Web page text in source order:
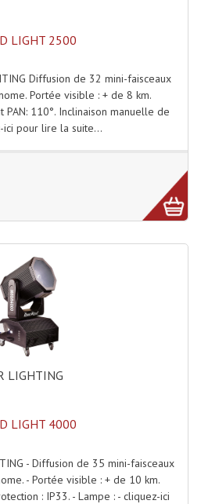
Passives Sono
De Scène
De Basse Amplifié
Enceintes Hifi
Monitoring
Actifs, Correcteurs
Passifs
Amplis Guitare
Pour Enceinte
LIGHT 2500
Diffusion de 32 mini-faisceaux
Portée visible : + de 8 km.
110°. Inclinaison manuelle de
ici pour lire la suite...
LIGHTING
LIGHT 4000
- Diffusion de 35 mini-faisceaux
- Portée visible : + de 10 km.
: IP33. - Lampe : - cliquez-ici